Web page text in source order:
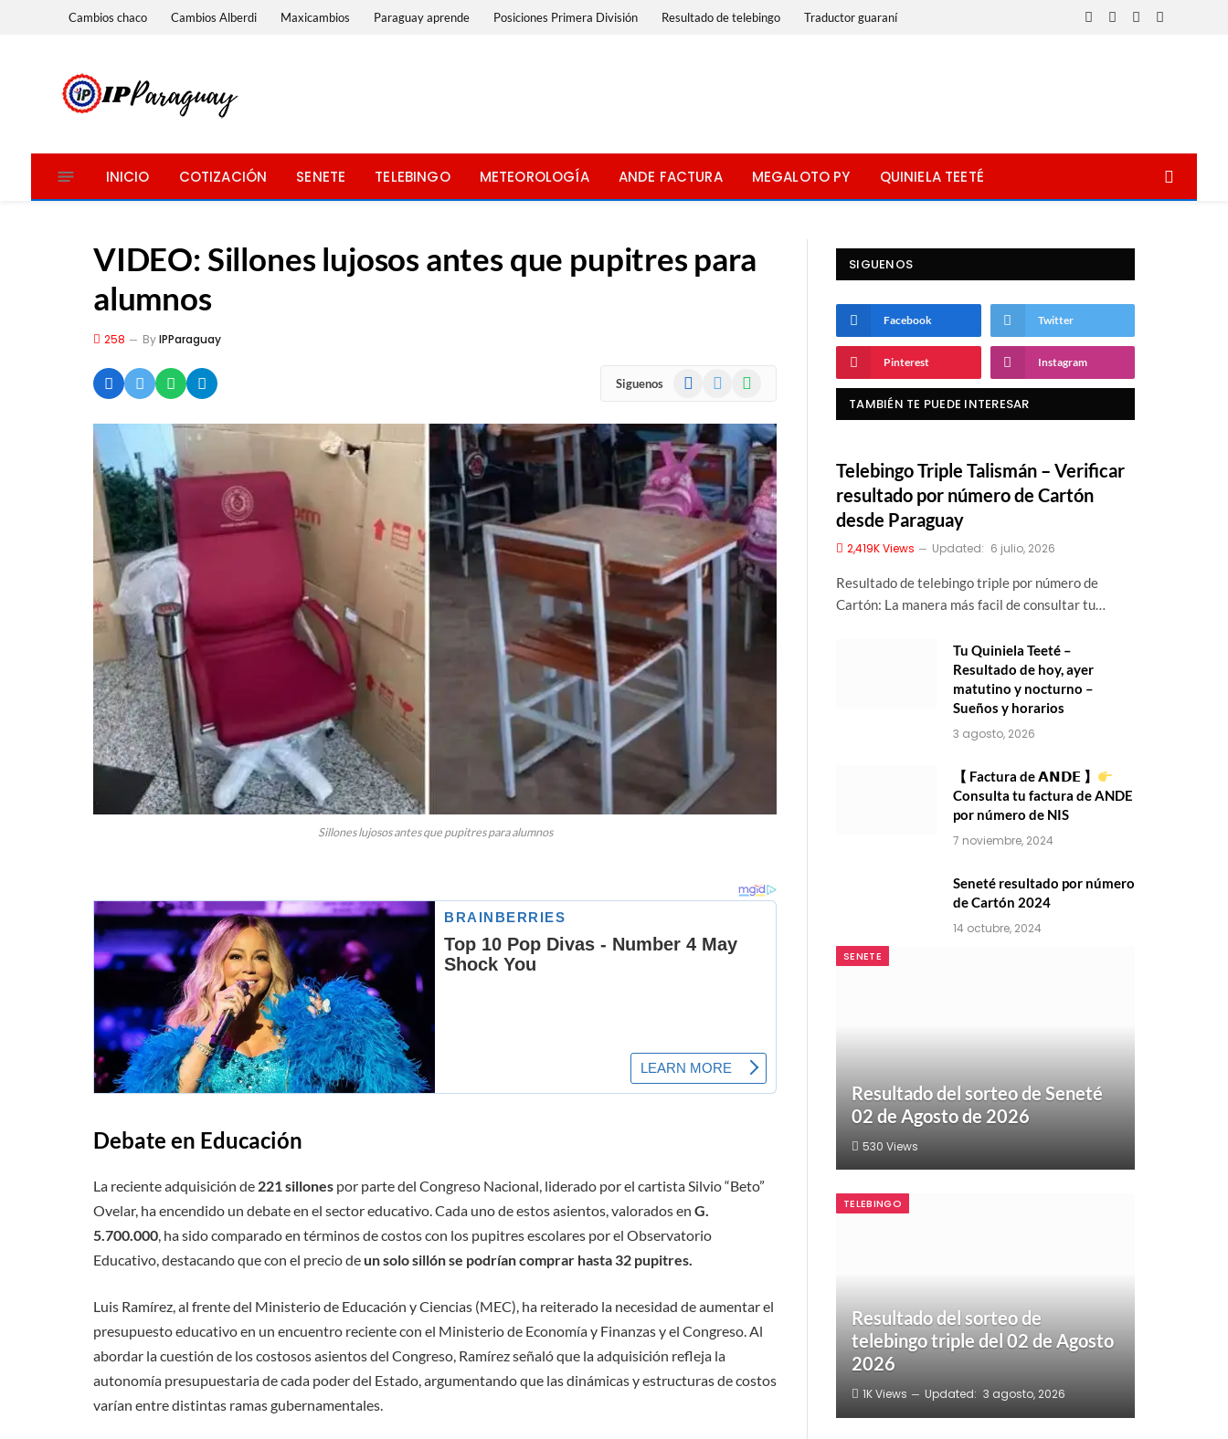
Cambios chaco Cambios Alberdi Maxicambios Paraguay aprende Posiciones Primera División Resultado de telebingo Traductor guaraní
Facebook
X
InstagramWhatsApp
INICIO COTIZACIÓN SENETE TELEBINGO METEOROLOGÍA ANDE FACTURA MEGALOTO PY QUINIELA TEETÉ
VIDEO: Sillones lujosos antes que pupitres para
alumnos
258 ByIPParaguay
Siguenos Facebook WhatsApp
Sillones lujosos antes que pupitres para alumnos
Debate en Educación
La reciente adquisición de 221 sillones por parte del Congreso Nacional, liderado por el cartista Silvio “Beto”
Ovelar, ha encendido un debate en el sector educativo. Cada uno de estos asientos, valorados en G.
5.700.000 , ha sido comparado en términos de costos con los pupitres escolares por el Observatorio
Educativo, destacando que con el precio de un solo sillón se podrían comprar hasta 32 pupitres.
Luis Ramírez, al frente del Ministerio de Educación y Ciencias (MEC), ha reiterado la necesidad de aumentar el
presupuesto educativo en un encuentro reciente con el Ministerio de Economía y Finanzas y el Congreso. Al
abordar la cuestión de los costosos asientos del Congreso, Ramírez señaló que la adquisición refleja la
autonomía presupuestaria de cada poder del Estado, argumentando que las dinámicas y estructuras de costos
varían entre distintas ramas gubernamentales.
SIGUENOS
Facebook Twitter
Pinterest Instagram
TAMBIÉN TE PUEDE INTERESAR
Telebingo Triple Talismán – Verificar
resultado por número de Cartón
desde Paraguay
2,419KViews Updated: 6 julio, 2026
Resultado de telebingo triple por número de
Cartón: La manera más facil de consultar tu…
Tu Quiniela Teeté –
Resultado de hoy, ayer
matutino y nocturno –
Sueños y horarios
3 agosto, 2026
【 Factura de 𝗔𝗡𝗗𝗘 】
Consulta tu factura de ANDE
por número de NIS
7 noviembre, 2024
Seneté resultado por número
de Cartón 2024
14 octubre, 2024
SENETE
Resultado del sorteo de Seneté
02 de Agosto de 2026
530 Views
TELEBINGO
Resultado del sorteo de
telebingo triple del 02 de Agosto
2026
1KViews Updated: 3 agosto, 2026